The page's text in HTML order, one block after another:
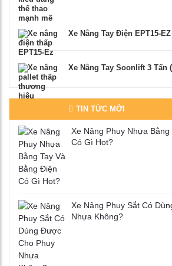
Xe Nâng Tay Điện EPT15-
Xe Nâng Tay Soonlift 3 Tấn
TIN TỨC MỚI
Xe Nâng Phuy Nhựa
Có Gì Hot?
Xe Nâng Phuy Sắt Có
Nhựa Không?